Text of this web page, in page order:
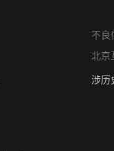
不良
北京
亚运
涉历